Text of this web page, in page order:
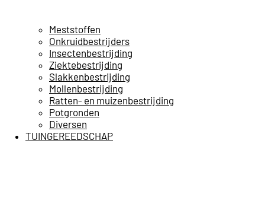
Meststoffen
Onkruidbestrijders
Insectenbestrijding
Ziektebestrijding
Slakkenbestrijding
Mollenbestrijding
Ratten- en muizenbestrijding
Potgronden
Diversen
TUINGEREEDSCHAP